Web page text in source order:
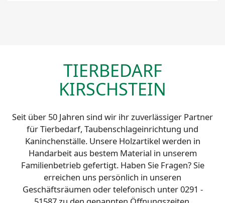
TIERBEDARF
KIRSCHSTEIN
Seit über 50 Jahren sind wir ihr zuverlässiger Partner
für Tierbedarf, Taubenschlageinrichtung und
Kaninchenställe. Unsere Holzartikel werden in
Handarbeit aus bestem Material in unserem
Familienbetrieb gefertigt. Haben Sie Fragen? Sie
erreichen uns persönlich in unseren
Geschäftsräumen oder telefonisch unter 0291 -